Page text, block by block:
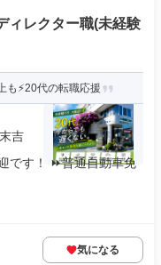
ィレクター職(未経験
も⚡20代の転職応援
吉
です！ ⏩普通自動車免
気になる